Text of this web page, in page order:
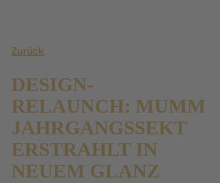
Zurück
DESIGN-
RELAUNCH: MUMM
JAHRGANGSSEKT
ERSTRAHLT IN
NEUEM GLANZ